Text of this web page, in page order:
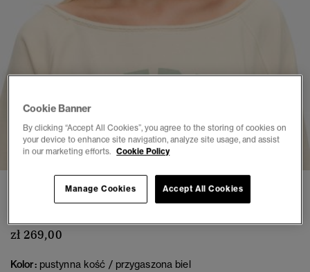
1 2 3 4 5
Bluza Bardot Athletic Essentials
zł 269,00
Kolor: pustynna kość / przygaszona biel
Cookie Banner
By clicking “Accept All Cookies”, you agree to the storing of cookies on
your device to enhance site navigation, analyze site usage, and assist
in our marketing efforts. Cookie Policy
Accept All Cookies
Manage Cookies